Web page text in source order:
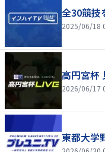
全30競技
2025/06/18
高円宮杯
2026/06/17
東都大学